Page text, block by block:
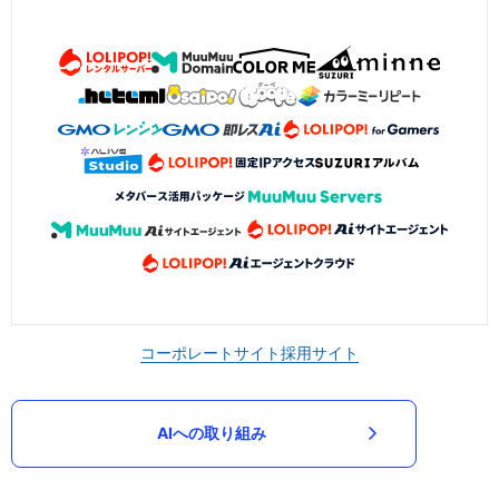
コーポレートサイト採用サイト
AIへの取り組み